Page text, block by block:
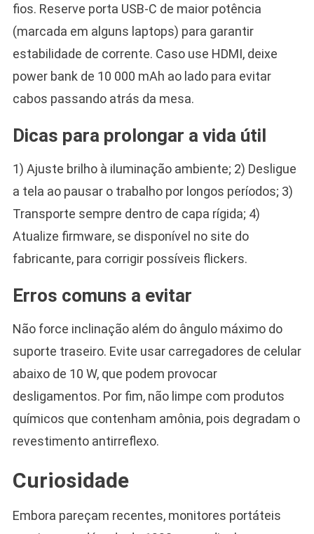
fios. Reserve porta USB-C de maior potência
(marcada em alguns laptops) para garantir
estabilidade de corrente. Caso use HDMI, deixe
power bank de 10 000 mAh ao lado para evitar
cabos passando atrás da mesa.
Dicas para prolongar a vida útil
1) Ajuste brilho à iluminação ambiente; 2) Desligue
a tela ao pausar o trabalho por longos períodos; 3)
Transporte sempre dentro de capa rígida; 4)
Atualize firmware, se disponível no site do
fabricante, para corrigir possíveis flickers.
Erros comuns a evitar
Não force inclinação além do ângulo máximo do
suporte traseiro. Evite usar carregadores de celular
abaixo de 10 W, que podem provocar
desligamentos. Por fim, não limpe com produtos
químicos que contenham amônia, pois degradam o
revestimento antirreflexo.
Curiosidade
Embora pareçam recentes, monitores portáteis